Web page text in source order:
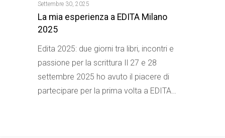
Settembre 30, 2025
La mia esperienza a EDITA Milano
2025
Edita 2025: due giorni tra libri, incontri e
passione per la scrittura Il 27 e 28
settembre 2025 ho avuto il piacere di
partecipare per la prima volta a EDITA…